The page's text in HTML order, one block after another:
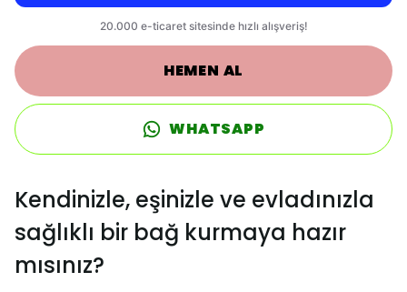
HEMEN AL
WHATSAPP
Kendinizle, eşinizle ve evladınızla
sağlıklı bir bağ kurmaya hazır
mısınız?